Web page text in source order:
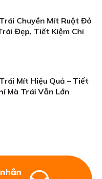
Chuyền Mít Ruột Đỏ
Đẹp, Tiết Kiệm Chi
Mít Hiệu Quả – Tiết
Mà Trái Vẫn Lớn